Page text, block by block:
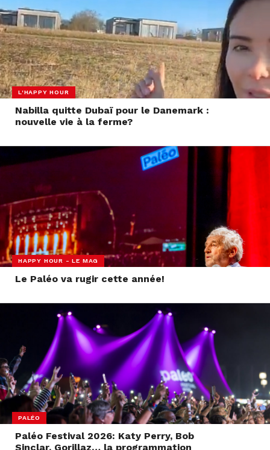
L'HAPPY HOUR
Nabilla quitte Dubaï pour le Danemark :
nouvelle vie à la ferme?
HAPPY HOUR - LE MAG
Le Paléo va rugir cette année!
PALÉO
Paléo Festival 2026: Katy Perry, Bob
Sinclar, Gorillaz… la programmation